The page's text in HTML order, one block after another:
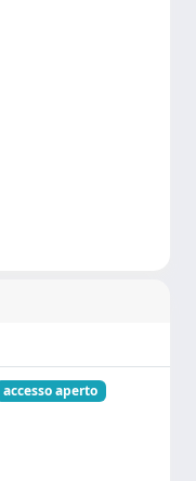
accesso aperto